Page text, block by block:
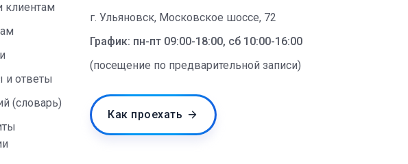
клиентам
и ответы
(словарь)
г. Ульяновск, Московское шоссе, 72
График: пн-пт 09:00-18:00, сб 10:00-16:00
(посещение по предварительной записи)
Как проехать